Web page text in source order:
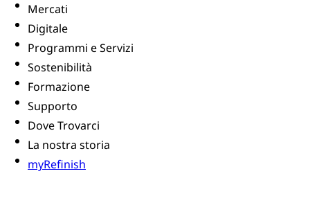
Mercati
Digitale
Programmi e Servizi
Sostenibilità
Formazione
Supporto
Dove Trovarci
La nostra storia
myRefinish